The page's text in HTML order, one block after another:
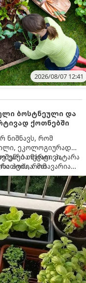
2026/08/07 12:41
ბოსტნეული და
ქოთნებში
ნიშნავს, რომ
ეკოლოგიურად
უარი თქვათ. პატარა
რომ
მწვანილსა
მარტივი,
ჰობია. მთავარია
ეგუებიან
კარგად და როგორ